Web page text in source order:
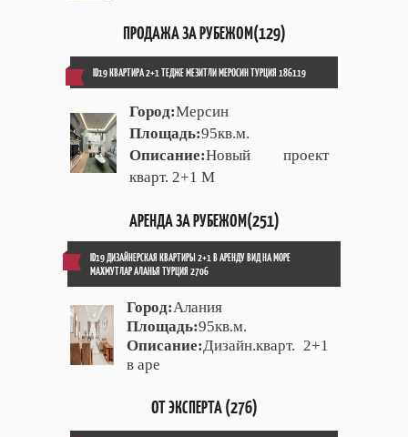
ПРОДАЖА ЗА РУБЕЖОМ(129)
ID19 КВАРТИРА 2+1 ТЕДЖЕ МЕЗИТЛИ МЕРОСИН ТУРЦИЯ 186119
Город:Мерсин
Площадь:95кв.м.
Описание:Новый проект
кварт. 2+1 М
АРЕНДА ЗА РУБЕЖОМ(251)
ID19 ДИЗАЙНЕРСКАЯ КВАРТИРЫ 2+1 В АРЕНДУ ВИД НА МОРЕ
МАХМУТЛАР АЛАНЬЯ ТУРЦИЯ 2706
Город:Алания
Площадь:95кв.м.
Описание: Дизайн.кварт. 2+1
в аре
ОТ ЭКСПЕРТА (276)